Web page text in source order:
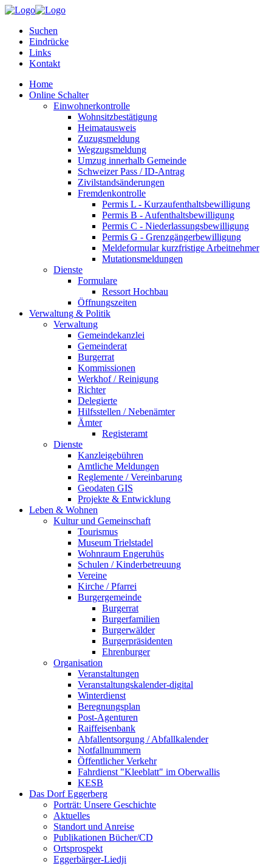
Suchen
Eindrücke
Links
Kontakt
Home
Online Schalter
Einwohnerkontrolle
Wohnsitzbestätigung
Heimatausweis
Zuzugsmeldung
Wegzugsmeldung
Umzug innerhalb Gemeinde
Schweizer Pass / ID-Antrag
Zivilstandsänderungen
Fremdenkontrolle
Permis L - Kurzaufenthaltsbewilligung
Permis B - Aufenthaltsbewilligung
Permis C - Niederlassungsbewilligung
Permis G - Grenzgängerbewilligung
Meldeformular kurzfristige Arbeitnehmer
Mutationsmeldungen
Dienste
Formulare
Ressort Hochbau
Öffnungszeiten
Verwaltung & Politik
Verwaltung
Gemeindekanzlei
Gemeinderat
Burgerrat
Kommissionen
Werkhof / Reinigung
Richter
Delegierte
Hilfsstellen / Nebenämter
Ämter
Registeramt
Dienste
Kanzleigebühren
Amtliche Meldungen
Reglemente / Vereinbarung
Geodaten GIS
Projekte & Entwicklung
Leben & Wohnen
Kultur und Gemeinschaft
Tourismus
Museum Trielstadel
Wohnraum Engeruhüs
Schulen / Kinderbetreuung
Vereine
Kirche / Pfarrei
Burgergemeinde
Burgerrat
Burgerfamilien
Burgerwälder
Burgerpräsidenten
Ehrenburger
Organisation
Veranstaltungen
Veranstaltungskalender-digital
Winterdienst
Beregnungsplan
Post-Agenturen
Raiffeisenbank
Abfallentsorgung / Abfallkalender
Notfallnummern
Öffentlicher Verkehr
Fahrdienst "Kleeblatt" im Oberwallis
KESB
Das Dorf Eggerberg
Porträt: Unsere Geschichte
Aktuelles
Standort und Anreise
Publikationen Bücher/CD
Ortsprospekt
Eggerbärger-Liedji